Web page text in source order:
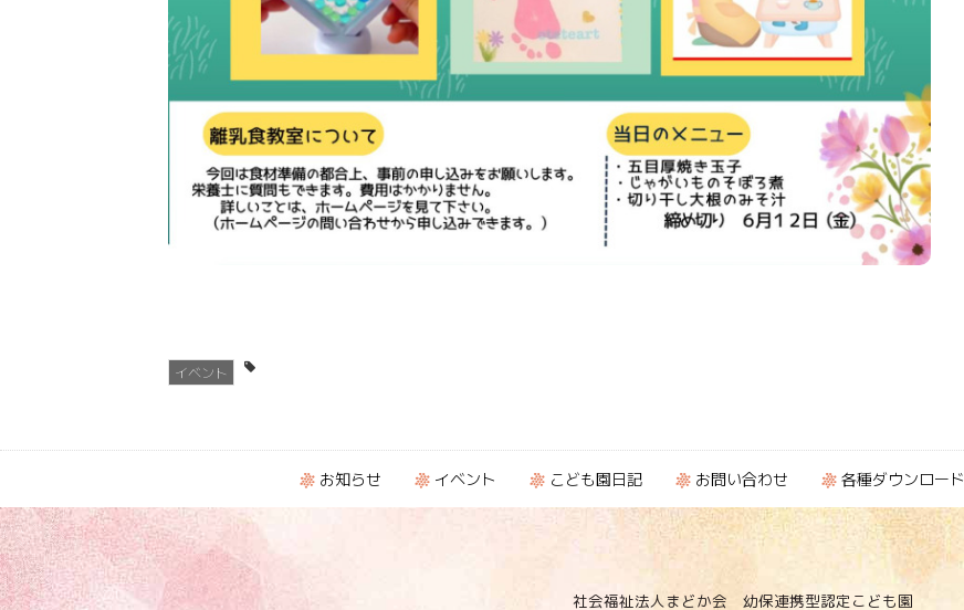
イベント
お知らせ イベント こども園日記 お問い合わせ 各種ダウンロード
社会福祉法人まどか会 幼保連携型認定こども園